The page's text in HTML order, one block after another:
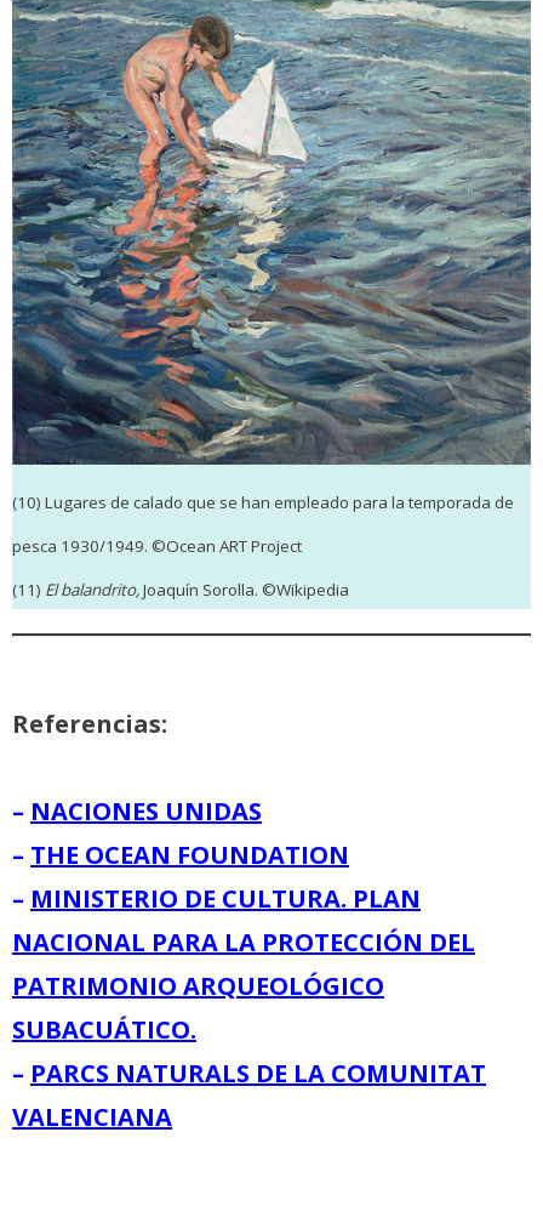
(10) Lugares de calado que se han empleado para la temporada de
pesca 1930/1949. ©Ocean ART Project
(11) El balandrito,Joaquín Sorolla. ©Wikipedia
Referencias:
– NACIONES UNIDAS
– THE OCEAN FOUNDATION
– MINISTERIO DE CULTURA. PLAN
NACIONAL PARA LA PROTECCIÓN DEL
PATRIMONIO ARQUEOLÓGICO
SUBACUÁTICO.
– PARCS NATURALS DE LA COMUNITAT
VALENCIANA